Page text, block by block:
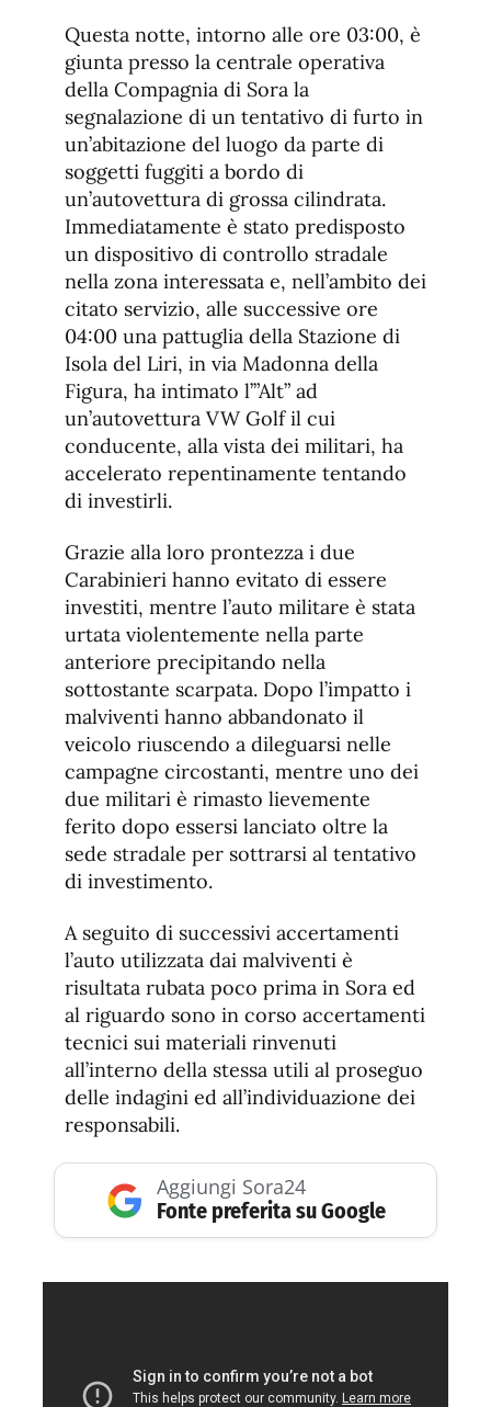
de
fuente
de
fuente.
Questa notte, intorno alle ore 03:00, è
giunta presso la centrale operativa
della Compagnia di Sora la
segnalazione di un tentativo di furto in
un’abitazione del luogo da parte di
soggetti fuggiti a bordo di
un’autovettura di grossa cilindrata.
Immediatamente è stato predisposto
un dispositivo di controllo stradale
nella zona interessata e, nell’ambito dei
citato servizio, alle successive ore
04:00 una pattuglia della Stazione di
Isola del Liri, in via Madonna della
Figura, ha intimato l’”Alt” ad
un’autovettura VW Golf il cui
conducente, alla vista dei militari, ha
accelerato repentinamente tentando
di investirli.
Grazie alla loro prontezza i due
Carabinieri hanno evitato di essere
investiti, mentre l’auto militare è stata
urtata violentemente nella parte
anteriore precipitando nella
sottostante scarpata. Dopo l’impatto i
malviventi hanno abbandonato il
veicolo riuscendo a dileguarsi nelle
campagne circostanti, mentre uno dei
due militari è rimasto lievemente
ferito dopo essersi lanciato oltre la
sede stradale per sottrarsi al tentativo
di investimento.
A seguito di successivi accertamenti
l’auto utilizzata dai malviventi è
risultata rubata poco prima in Sora ed
al riguardo sono in corso accertamenti
tecnici sui materiali rinvenuti
all’interno della stessa utili al proseguo
delle indagini ed all’individuazione dei
responsabili.
Aggiungi Sora24
Fonte preferita su Google